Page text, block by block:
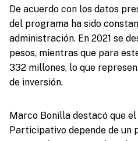
De acuerdo con los datos
del programa ha sido
administración. En 2021 se
pesos, mientras que para
332 millones, lo que
de inversión.
Marco Bonilla destacó que
Participativo depende de un